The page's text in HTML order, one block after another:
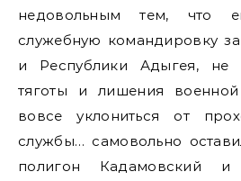
недовольным тем, что
служебную командировку
и Республики Адыгея, не
тяготы и лишения
вовсе уклониться от
службы… самовольно
полигон Кадамовский